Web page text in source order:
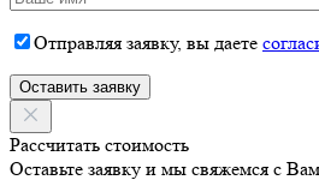
Отправляя заявку, вы даете
Рассчитать стоимость
Оставьте заявку и мы свяжемся с